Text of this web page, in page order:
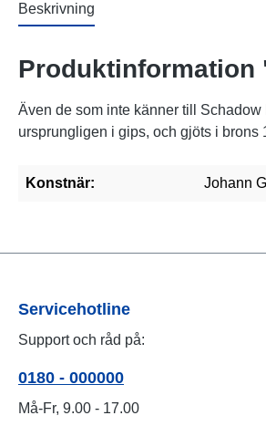
Beskrivning
Produktinformation
Även de som inte känner till
ursprungligen i gips, och gjöts i
Konstnär: Johann
Servicehotline
Support och råd på:
0180 - 000000
Må-Fr, 9.00 - 17.00